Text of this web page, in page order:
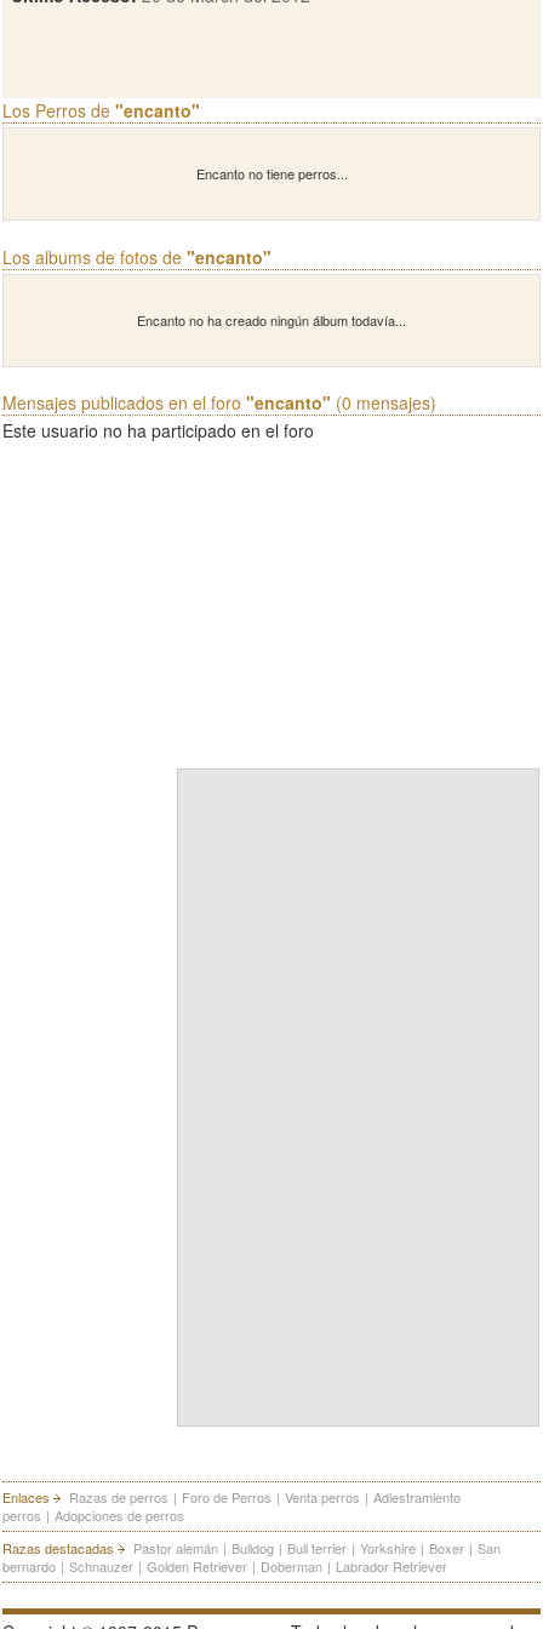
Los Perros de "encanto"
Encanto no tiene perros...
Los albums de fotos de "encanto"
Encanto no ha creado ningún álbum todavía...
Mensajes publicados en el foro "encanto" (0 mensajes)
Este usuario no ha participado en el foro
Enlaces Razas de perros | Foro de Perros | Venta perros | Adiestramiento
perros | Adopciones de perros
Razas destacadas
Pastor alemán | Bulldog | Bull terrier | Yorkshire | Boxer | San
bernardo | Schnauzer | Golden Retriever | Doberman | Labrador Retriever